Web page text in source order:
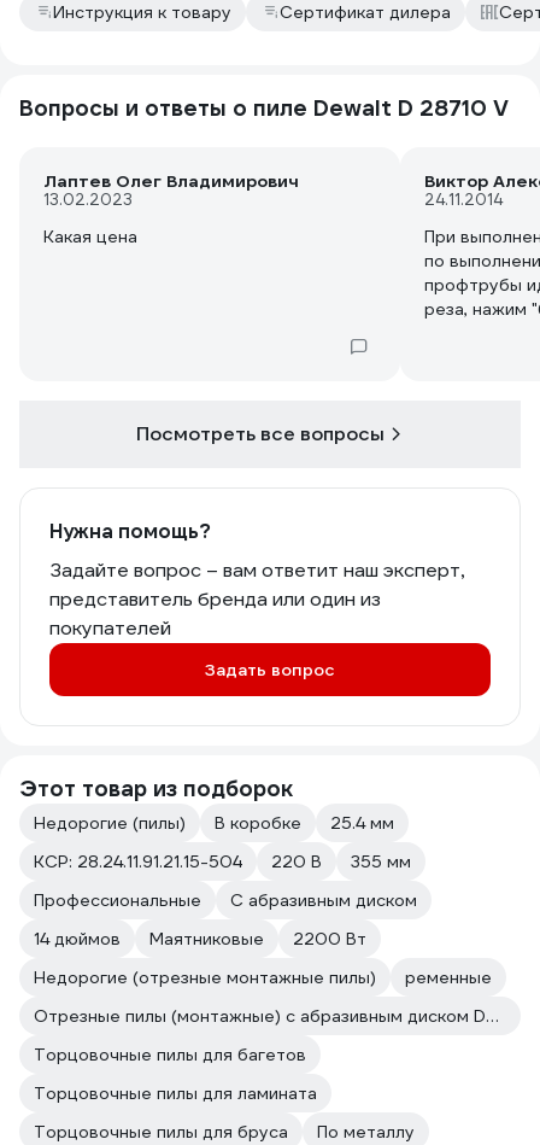
Инструкция к товару Сертификат дилера
Вопросы и ответы о пиле Dewalt D 28710 V
Лаптев Олег Владимирович
13.02.2023
Какая цена
Виктор
24.11.2014
При
по
профтрубы
реза, нажим
Посмотреть все вопросы
Нужна помощь?
Задайте вопрос – вам ответит наш эксперт,
представитель бренда или один из
покупателей
Задать вопрос
Этот товар из подборок
Недорогие (пилы) В коробке
25.4 мм
КСР: 28.24.11.91.21.15-504
220 В
355 мм
Профессиональные
С абразивным диском
14 дюймов
Маятниковые
2200 Вт
Недорогие (отрезные монтажные пилы)
ременные
Отрезные пилы (монтажные) с абразивным диском Dewalt
Торцовочные пилы для багетов
Торцовочные пилы для ламината
Торцовочные пилы для бруса
По металлу